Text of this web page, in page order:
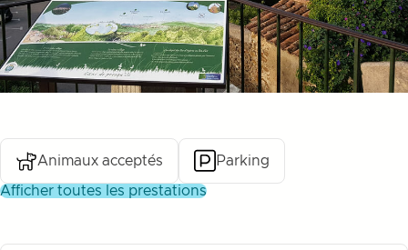
Animaux acceptés Parking
afficher toutes les prestations